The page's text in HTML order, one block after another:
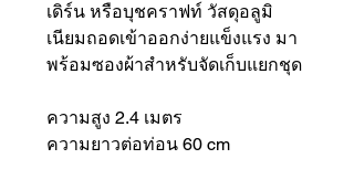
เดิร์น หรือบุชคราฟท์ วัสดุอลูมิ
เนียมถอดเข้าออกง่ายแข็งแรง มา
พร้อมซองผ้าสำหรับจัดเก็บแยกชุด
ความสูง 2.4 เมตร
ความยาวต่อท่อน 60 cm